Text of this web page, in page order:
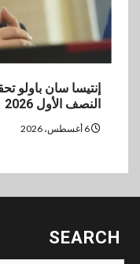
النصف الأول 2026
SEARCH